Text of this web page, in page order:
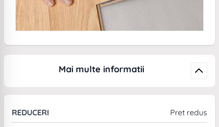
Mai multe informatii
REDUCERI Pret redus